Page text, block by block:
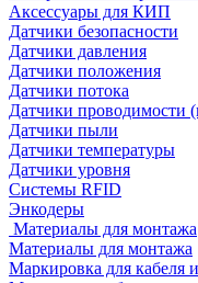
Аксессуары для КИП
Датчики безопасности
Датчики давления
Датчики положения
Датчики потока
Датчики проводимости
Датчики пыли
Датчики температуры
Датчики уровня
Системы RFID
Энкодеры
Материалы для монтажа
Материалы для монтажа
Маркировка для кабеля